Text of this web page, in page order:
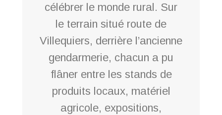
célébrer le monde rural. Sur
le terrain situé route de
Villequiers, derrière l’ancienne
gendarmerie, chacun a pu
flâner entre les stands de
produits locaux, matériel
agricole, expositions,